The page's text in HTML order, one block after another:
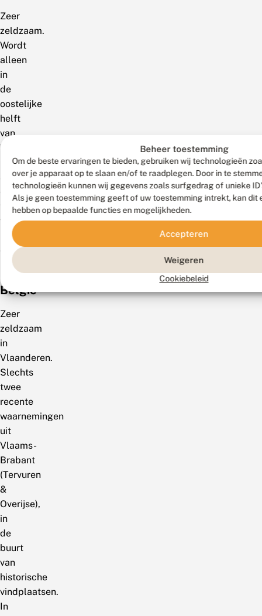
Beheer toestemming
Om de beste ervaringen te bieden, gebruiken wij technologieën
over je apparaat op te slaan en/of te raadplegen. Door in te
technologieën kunnen wij gegevens zoals surfgedrag of unieke
Als je geen toestemming geeft of uw toestemming intrekt, kan dit
hebben op bepaalde functies en mogelijkheden.
Accepteren
Weigeren
Cookiebeleid
Zeer
zeldzaam.
Wordt
alleen
in
de
oostelijke
helft
van
het
land
toe
waargenomen.
RL:
ernstig
bedreigd.
België
Zeer
zeldzaam
in
Vlaanderen.
Slechts
twee
recente
waarnemingen
uit
Vlaams-
Brabant
(Tervuren
&
Overijse),
in
de
buurt
van
historische
vindplaatsen.
In